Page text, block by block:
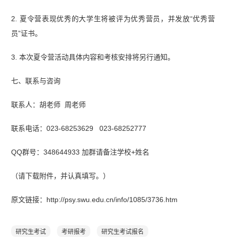
2. 夏令营表现优秀的大学生将被评为优秀营员，并发放“优秀营
员”证书。
3. 本次夏令营活动具体内容和考核安排将另行通知。
七、联系与咨询
联系人：胡老师 周老师
联系电话：023-68253629 023-68252777
QQ群号：348644933 加群请备注学校+姓名
（请下载附件，并认真填写。）
原文链接：http://psy.swu.edu.cn/info/1085/3736.htm
研究生考试 考研报考 研究生考试报名